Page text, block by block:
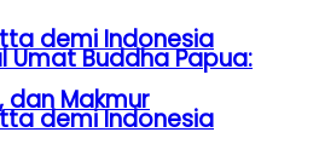
demi Indonesia
dan Makmur
Umat Buddha Papua:
demi Indonesia